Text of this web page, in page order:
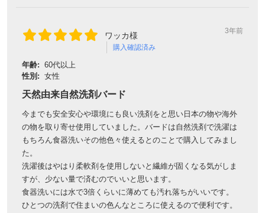
ワッカ様
購入確認済み
3年前
年齢: 60代以上
性別: 女性
天然由来自然洗剤バード
今までも安全安心や環境にも良い洗剤をと思い日本の物や海外
の物を取り寄せ使用していました。バードは自然洗剤で洗濯は
もちろん食器洗いその他色々使えるとのことで購入してみまし
た。
洗濯後はやはり柔軟剤を使用しないと繊維が固くなる気がしま
すが、少ない量で済むのでいいと思います。
食器洗いには水で3倍くらいに薄めても汚れ落ちがいいです。
ひとつの洗剤で住まいの色んなところに使えるので便利です。